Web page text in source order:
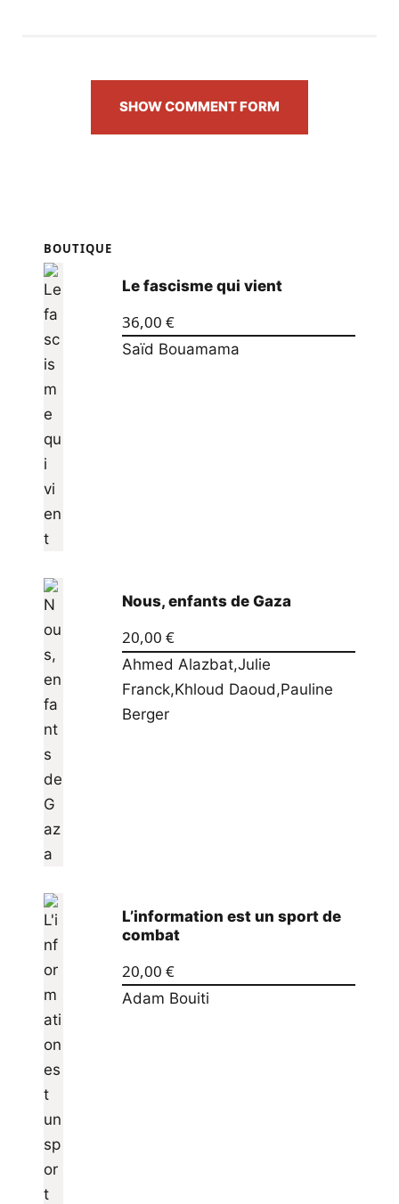
SHOW COMMENT FORM
BOUTIQUE
Le fascisme qui vient
36,00 €
Saïd Bouamama
Nous, enfants de Gaza
20,00 €
Ahmed Alazbat,Julie
Franck,Khloud Daoud,Pauline
Berger
L’information est un sport de
combat
20,00 €
Adam Bouiti